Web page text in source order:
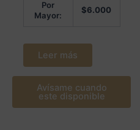
Por
Mayor:
$6.000
Leer más
Avísame cuando
este disponible